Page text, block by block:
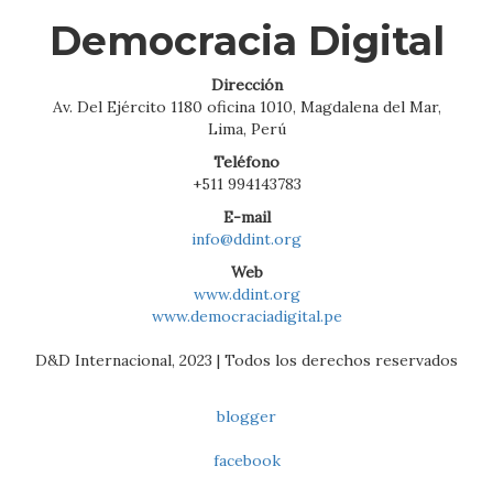
Democracia Digital
Dirección
Av. Del Ejército 1180 oficina 1010, Magdalena del Mar,
Lima, Perú
Teléfono
+511 994143783
E-mail
info@ddint.org
Web
www.ddint.org
www.democraciadigital.pe
D&D Internacional, 2023 | Todos los derechos reservados
blogger
facebook